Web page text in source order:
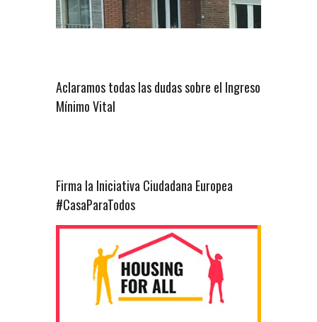
Aclaramos todas las dudas sobre el Ingreso
Mínimo Vital
Firma la Iniciativa Ciudadana Europea
#CasaParaTodos